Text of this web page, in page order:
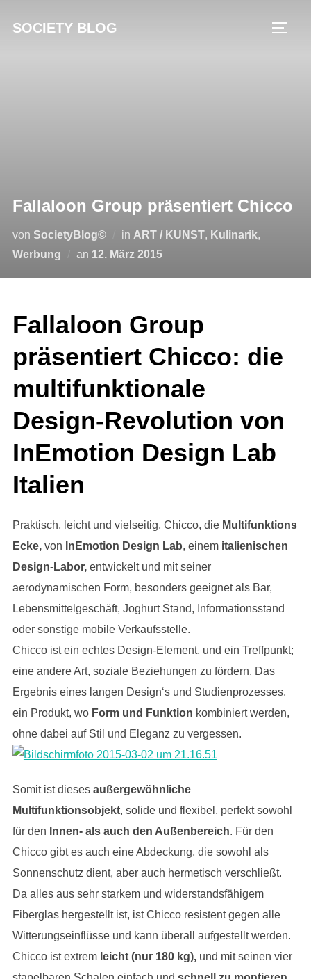
InhaltSOCIETY BLOG
Fallaloon Group präsentiert Chicco
von SocietyBlog© in ART / KUNST, Kulinarik,
Werbung
an Veröffentlicht
12. März 2015
Fallaloon Group
präsentiert Chicco: die
multifunktionale
Design-Revolution von
InEmotion Design Lab
Italien
Praktisch, leicht und vielseitig, Chicco, die Multifunktions
Ecke,von InEmotion Design Lab, einem italienischen
Design-Labor,entwickelt und mit seiner
aerodynamischen Form, besonders geeignet als Bar,
Lebensmittelgeschäft, Joghurt Stand, Informationsstand
oder sonstige mobile Verkaufsstelle.
Chicco ist ein echtes Design-Element, und ein Treffpunkt;
eine andere Art, soziale Beziehungen zu fördern. Das
Ergebnis eines langen Design‘s und Studienprozesses,
ein Produkt, wo Form und Funktion kombiniert werden,
ohne dabei auf Stil und Eleganz zu vergessen.
Somit ist dieses außergewöhnliche
Multifunktionsobjekt, solide und flexibel, perfekt sowohl
für den Innen- als auch den Außenbereich. Für den
Chicco gibt es auch eine Abdeckung, die sowohl als
Sonnenschutz dient, aber auch hermetisch verschließt.
Da alles aus sehr starkem und widerstandsfähigem
Fiberglas hergestellt ist, ist Chicco resistent gegen alle
Witterungseinflüsse und kann überall aufgestellt werden.
Chicco ist extrem leicht (nur 180 kg),und mit seinen vier